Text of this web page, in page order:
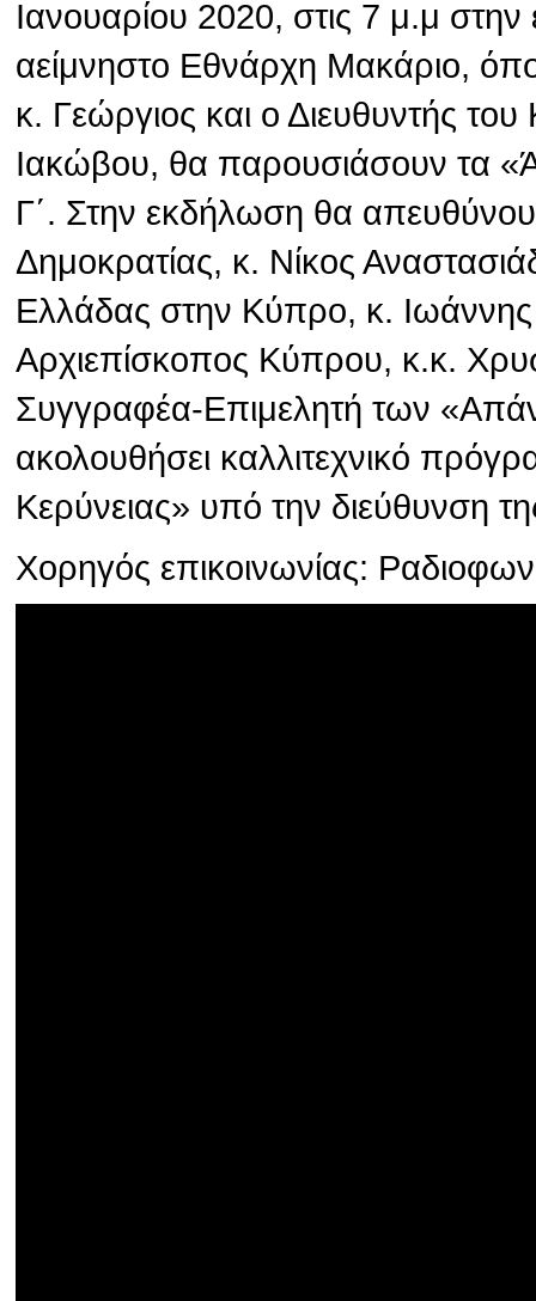
Ιανουαρίου 2020, στις 7 μ.μ
αείμνηστο Εθνάρχη Μακάριο,
κ. Γεώργιος και ο Διευθυντής
Ιακώβου, θα παρουσιάσουν τα
Γ΄. Στην εκδήλωση θα
Δημοκρατίας, κ. Νίκος
Ελλάδας στην Κύπρο, κ.
Αρχιεπίσκοπος Κύπρου, κ.κ.
Συγγραφέα-Επιμελητή των
ακολουθήσει καλλιτεχνικό
Κερύνειας» υπό την διεύθυνση
Χορηγός επικοινωνίας: